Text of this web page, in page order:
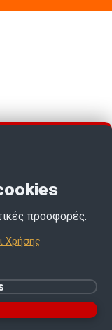
προσφορές.
Χρήσης